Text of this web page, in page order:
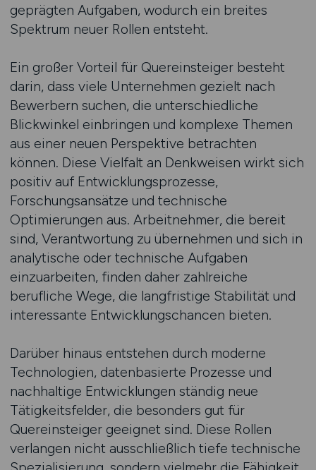
geprägten Aufgaben, wodurch ein breites
Spektrum neuer Rollen entsteht.
Ein großer Vorteil für Quereinsteiger besteht
darin, dass viele Unternehmen gezielt nach
Bewerbern suchen, die unterschiedliche
Blickwinkel einbringen und komplexe Themen
aus einer neuen Perspektive betrachten
können. Diese Vielfalt an Denkweisen wirkt sich
positiv auf Entwicklungsprozesse,
Forschungsansätze und technische
Optimierungen aus. Arbeitnehmer, die bereit
sind, Verantwortung zu übernehmen und sich in
analytische oder technische Aufgaben
einzuarbeiten, finden daher zahlreiche
berufliche Wege, die langfristige Stabilität und
interessante Entwicklungschancen bieten.
Darüber hinaus entstehen durch moderne
Technologien, datenbasierte Prozesse und
nachhaltige Entwicklungen ständig neue
Tätigkeitsfelder, die besonders gut für
Quereinsteiger geeignet sind. Diese Rollen
verlangen nicht ausschließlich tiefe technische